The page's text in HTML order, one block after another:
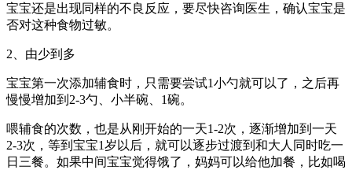
宝宝还是出现同样的不良反应，要尽快咨询医生，确认宝宝是
否对这种食物过敏。
2、由少到多
宝宝第一次添加辅食时，只需要尝试1小勺就可以了，之后再
慢慢增加到2-3勺、小半碗、1碗。
喂辅食的次数，也是从刚开始的一天1-2次，逐渐增加到一天
2-3次，等到宝宝1岁以后，就可以逐步过渡到和大人同时吃一
日三餐。如果中间宝宝觉得饿了，妈妈可以给他加餐，比如喝